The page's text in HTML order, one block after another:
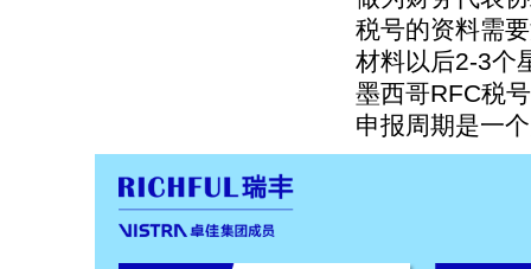
税号的资料需
材料以后2-3个
墨西哥RFC税
申报周期是一